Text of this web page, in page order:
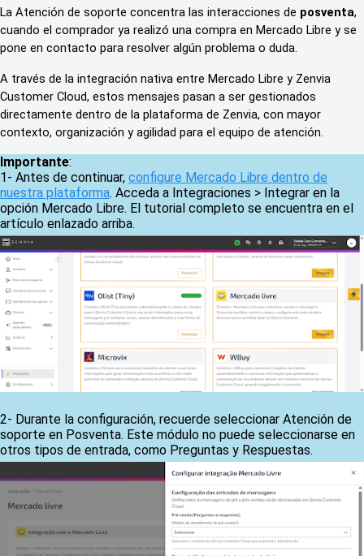
La Atención de soporte concentra las interacciones de posventa,
cuando el comprador ya realizó una compra en Mercado Libre y se
pone en contacto para resolver algún problema o duda.
A través de la integración nativa entre Mercado Libre y Zenvia
Customer Cloud, estos mensajes pasan a ser gestionados
directamente dentro de la plataforma de Zenvia, con mayor
contexto, organización y agilidad para el equipo de atención.
Importante:
1- Antes de continuar, configure Mercado Libre dentro de
nuestra plataforma. Acceda a Integraciones > Integrar en la
opción Mercado Libre. El tutorial completo se encuentra en el
artículo enlazado arriba.
2- Durante la configuración, recuerde seleccionar Atención de
soporte en Posventa. Este módulo no puede seleccionarse en
otros tipos de entrada, como Preguntas y Respuestas.